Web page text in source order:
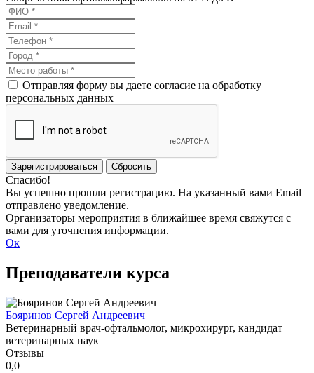
Отправляя форму вы даете согласие на обработку
персональных данных
Зарегистрироваться Сбросить
Спасибо!
Вы успешно прошли регистрацию. На указанный вами Email
отправлено уведомление.
Организаторы мероприятия в ближайшее время свяжутся с
вами для уточнения информации.
Ок
Преподаватели курса
Бояринов Сергей Андреевич
Ветеринарный врач-офтальмолог, микрохирург, кандидат
ветеринарных наук
Отзывы
0,0